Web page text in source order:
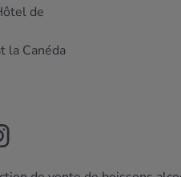
de
la Canéda